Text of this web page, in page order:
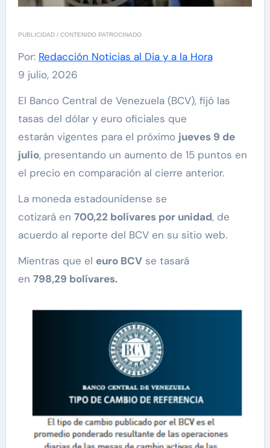
PUBLICIDAD / CONTENIDO PATROCINADO
Por: Redacción Noticias al Dia y a la Hora
9 julio, 2026
El Banco Central de Venezuela (BCV), fijó las
tasas del dólar y euro oficiales que
estarán vigentes para el próximo jueves 9 de
julio, presentando un aumento de 15 puntos en
el precio en comparación al cierre anterior.
La moneda estadounidense se
cotizará en 700,22 bolívares por unidad, de
acuerdo al reporte del BCV en su sitio web.
Mientras que el euro BCVse tasará
en 798,29 bolívares.